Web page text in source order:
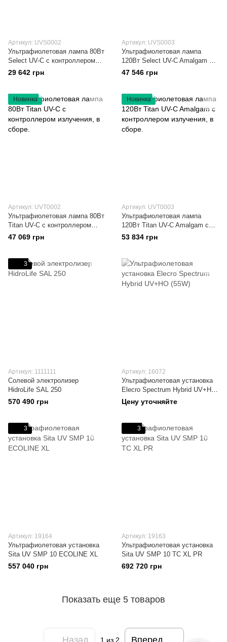
Артикул: UVS0002
Ультрафиолетовая лампа 80Вт
Select UV-C с контроллером
излучения, в сборе
29 642 грн
Артикул: UVS0003
Ультрафиолетовая лампа
120Вт Select UV-C Amalgam с
контроллером излучения, в
47 546 грн
Новинка
Артикул: UVT0002
Ультрафиолетовая лампа 80Вт
Titan UV-C с контроллером
излучения, в сборе.
47 069 грн
Новинка
Артикул: UVT0003
Ультрафиолетовая лампа
120Вт Titan UV-C Amalgam с
контроллером излучения, в
53 834 грн
3
Артикул: 1111111
Солевой электролизер
HidroLife SAL 250
570 490 грн
Артикул: 16072
Ультрафиолетовая установка
Elecro Spectrum Hybrid UV+HO
(55W)
Цену уточняйте
3
Артикул: 19164
Ультрафиолетовая установка
Sita UV SMP 10 ECOLINE XL
557 040 грн
3
Артикул: 19163
Ультрафиолетовая установка
Sita UV SMP 10 TC XL PR
692 720 грн
Показать еще 5 товаров
Назад 1 из 2 Вперед